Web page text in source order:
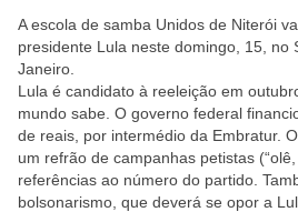
A escola de samba Unidos de Niterói
presidente Lula neste domingo, 15, no
Janeiro.
Lula é candidato à reeleição em
mundo sabe. O governo federal
de reais, por intermédio da Embratur.
um refrão de campanhas petistas
referências ao número do partido.
bolsonarismo, que deverá se opor a